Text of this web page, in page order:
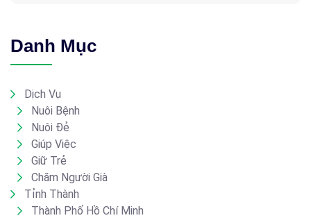
Danh Mục
Dịch Vụ
Nuôi Bệnh
Nuôi Đẻ
Giúp Việc
Giữ Trẻ
Chăm Người Già
Tỉnh Thành
Thành Phố Hồ Chí Minh